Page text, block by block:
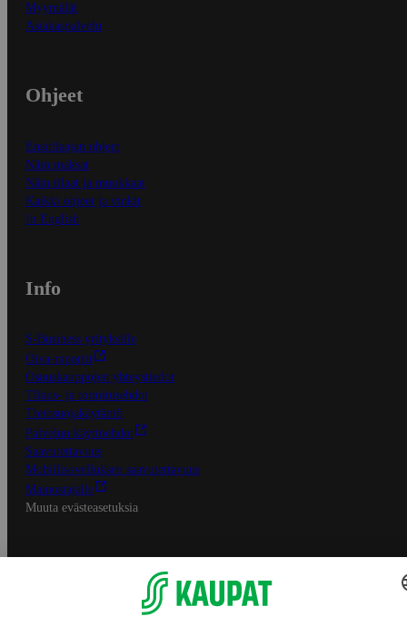
Myymälät
Asiakaspalvelu
Ohjeet
Ensitilaajan ohjeet
Näin maksat
Näin tilaat ja muokkaat
Kaikki ohjeet ja vinkit
In English
Info
S-Business yrityksille
Oiva-raportit
Osuuskauppojen yhteystiedot
Tilaus- ja toimitusehdot
Tietosuojakäytäntö
Palvelun käyttöehdot
Saavutettavuus
Mobiilisovelluksen saavutettavuus
Mainostajalle
Muuta evästeasetuksia
S-ryhmän palvelut